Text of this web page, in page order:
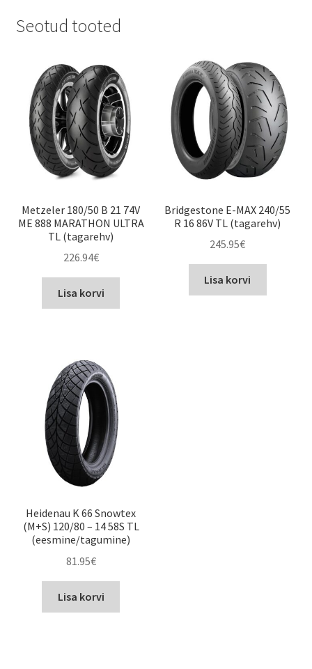
Seotud tooted
Metzeler 180/50 B 21 74V
ME 888 MARATHON ULTRA
TL (tagarehv)
226.94€
Lisa korvi
Bridgestone E-MAX 240/55
R 16 86V TL (tagarehv)
245.95€
Lisa korvi
Heidenau K 66 Snowtex
(M+S) 120/80 – 14 58S TL
(eesmine/tagumine)
81.95€
Lisa korvi